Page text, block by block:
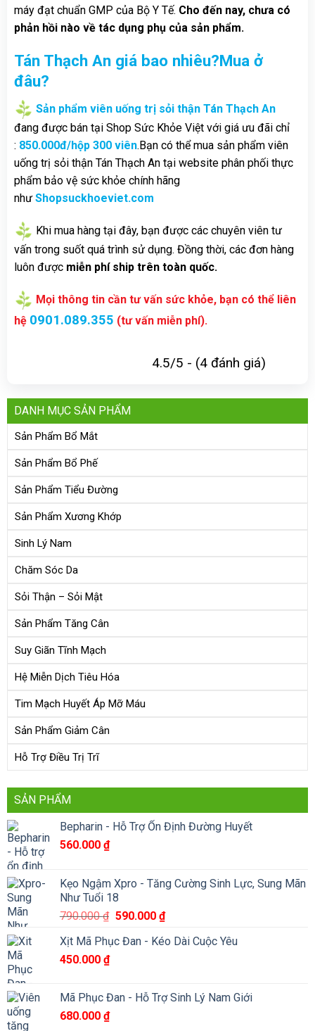
máy đạt chuẩn GMP của Bộ Y Tế. Cho đến nay, chưa có
phản hồi nào về tác dụng phụ của sản phẩm.
Tán Thạch An giá bao nhiêu?Mua ở
đâu?
Sản phẩm viên uống trị sỏi thận Tán Thạch An
đang được bán tại Shop Sức Khỏe Việt với giá ưu đãi chỉ
: 850.000đ/hộp 300 viên.Bạn có thể mua sản phẩm viên
uống trị sỏi thận Tán Thạch An tại website phân phối thực
phẩm bảo vệ sức khỏe chính hãng
như Shopsuckhoeviet.com
Khi mua hàng tại đây, bạn được các chuyên viên tư
vấn trong suốt quá trình sử dụng. Đồng thời, các đơn hàng
luôn được miễn phí ship trên toàn quốc.
Mọi thông tin cần tư vấn sức khỏe, bạn có thể liên
hệ 0901.089.355 (tư vấn miễn phí).
4.5/5 - (4 đánh giá)
DANH MỤC SẢN PHẨM
Sản Phẩm Bổ Mắt
Sản Phẩm Bổ Phế
Sản Phẩm Tiểu Đường
Sản Phẩm Xương Khớp
Sinh Lý Nam
Chăm Sóc Da
Sỏi Thận – Sỏi Mật
Sản Phẩm Tăng Cân
Suy Giãn Tĩnh Mạch
Hệ Miễn Dịch Tiêu Hóa
Tim Mạch Huyết Áp Mỡ Máu
Sản Phẩm Giảm Cân
Hỗ Trợ Điều Trị Trĩ
SẢN PHẨM
Bepharin - Hỗ Trợ Ổn Định Đường Huyết
560.000 ₫
Kẹo Ngậm Xpro - Tăng Cường Sinh Lực, Sung Mãn
Như Tuổi 18
790.000₫ Giá
là:
590.000 ₫Giá
tại
Xịt Mã Phục Đan - Kéo Dài Cuộc Yêu
450.000 ₫
Mã Phục Đan - Hỗ Trợ Sinh Lý Nam Giới
680.000 ₫